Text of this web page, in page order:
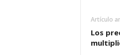
Artículo
Los